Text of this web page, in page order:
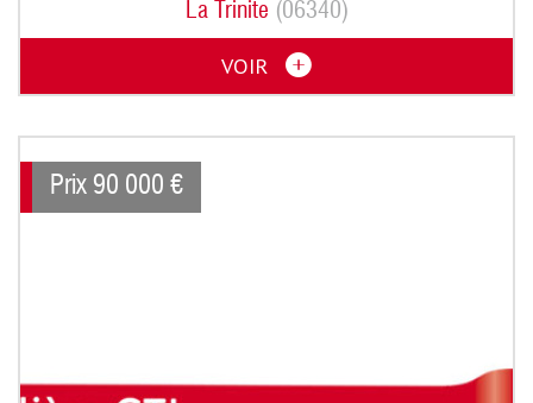
La Trinite (06340)
VOIR
Prix 90 000 €